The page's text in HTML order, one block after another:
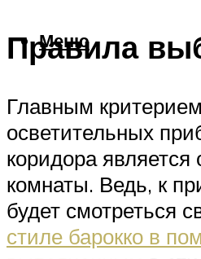
Меню
Правила
Главным
осветительных
коридора
комнаты. Ведь, к
будет смотреться
стиле барокко в